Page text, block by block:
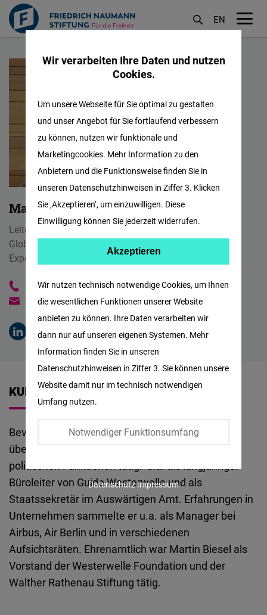
zum
Inhalt
EN
Martin Biesel
Leiter Regionalbüro USA KANADA und World Order and
Globalization Hub
Experte für Außenpolitik und Wirtschaft
+1 (202) 766-2319
Martin.Biesel@freiheit.org
KURZBIOGRAFIE
Bevor er 2023 seine Aufgaben bei der Stiftung
übernahm, war Martin Biesel in unterschiedlichen
politischen Funktionen tätig: u.a. als langjähriger
Büroleiter von Guido Westerwelle und als
Staatssekretär im Auswärtigen Amt. Erfahrungen in
Unternehmen sammelte er u.a. als Manager bei
Airbus, Air Berlin und in verschiedenen
Aufsichtsräten. Ehrenamtlich war Martin Biesel als
Vorstand der Westerwelle Foundation und der
Walther Rathenau Stiftung tätig.
Wir verarbeiten Ihre Daten und nutzen
Cookies.
Wir nutzen technisch notwendige Cookies, um Ihnen
die wesentlichen Funktionen unserer Website
anbieten zu können. Ihre Daten verarbeiten wir
dann nur auf unseren eigenen Systemen. Mehr
Information finden Sie in unseren
Datenschutzhinweisen in Ziffer 3. Sie können unsere
Website damit nur im technisch notwendigen
Umfang nutzen.
Notwendiger Funktionsumfang
Um unsere Webseite für Sie optimal zu gestalten
und unser Angebot für Sie fortlaufend verbessern
zu können, nutzen wir funktionale und
Marketingcookies. Mehr Information zu den
Anbietern und die Funktionsweise finden Sie in
unseren Datenschutzhinweisen in Ziffer 3. Klicken
Sie ‚Akzeptieren‘, um einzuwilligen. Diese
Einwilligung können Sie jederzeit widerrufen.
Facebook
Embed
Twitter
Embed
Instagram
Embed
Google
Maps
Embed
Cloudinary
Akzeptieren
Datenschutz Impressum